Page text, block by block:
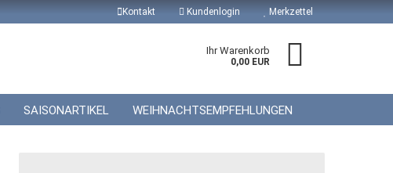
Kontakt Kundenlogin Merkzettel
Ihr Warenkorb
0,00 EUR
SAISONARTIKEL WEIHNACHTSEMPFEHLUNGEN